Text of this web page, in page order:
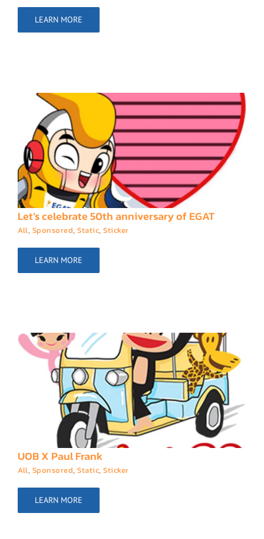
LEARN MORE
Let’s celebrate 50th anniversary of EGAT
All, Sponsored, Static, Sticker
LEARN MORE
UOB X Paul Frank
All, Sponsored, Static, Sticker
LEARN MORE